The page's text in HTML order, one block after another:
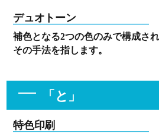
デュオトーン
補色となる2つの色のみで構成さ
その手法を指します。
「と」
特色印刷